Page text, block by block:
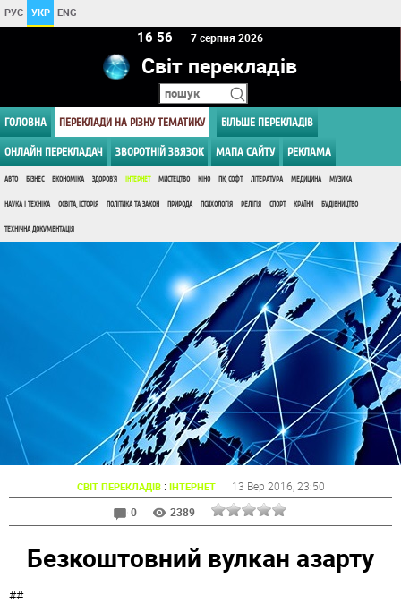
РУС УКР ENG
16 56 7 серпня 2026
Світ перекладів
ГОЛОВНА ПЕРЕКЛАДИ НА РІЗНУ ТЕМАТИКУ БІЛЬШЕ ПЕРЕКЛАДІВ
ОНЛАЙН ПЕРЕКЛАДАЧ ЗВОРОТНІЙ ЗВЯЗОК МАПА САЙТУ РЕКЛАМА
АВТО БІЗНЕС ЕКОНОМІКА ЗДОРОВ'Я ІНТЕРНЕТ МИСТЕЦТВО КІНО ПК, СОФТ ЛІТЕРАТУРА МЕДИЦИНА МУЗИКА
НАУКА І ТЕХНІКА ОСВІТА, ІСТОРІЯ ПОЛІТИКА ТА ЗАКОН ПРИРОДА ПСИХОЛОГІЯ РЕЛІГІЯ СПОРТ КРАЇНИ БУДІВНИЦТВО
ТЕХНІЧНА ДОКУМЕНТАЦІЯ
СВІТ ПЕРЕКЛАДІВ: ІНТЕРНЕТ 13 Вер 2016 , 23:50
0
2389
Безкоштовний вулкан азарту
##